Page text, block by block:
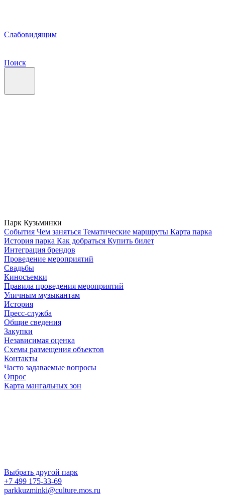
Слабовидящим
Поиск
Парк Кузьминки
Cобытия Чем заняться Тематические маршруты Карта парка
История парка Как добраться Купить билет
Интеграция брендов
Проведение мероприятий
Свадьбы
Киносъемки
Правила проведения мероприятий
Уличным музыкантам
История
Пресс-служба
Общие сведения
Закупки
Независимая оценка
Схемы размещения объектов
Контакты
Часто задаваемые вопросы
Опрос
Карта мангальных зон
Выбрать другой парк
+7 499 175-33-69
parkkuzminki@culture.mos.ru